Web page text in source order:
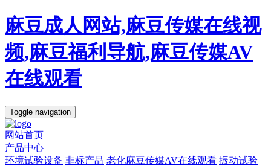
麻豆成人网站,麻豆传媒在线视
频,麻豆福利导航,麻豆传媒AV
在线观看
Toggle navigation
网站首页
产品中心
环境试验设备 非标产品 老化麻豆传媒AV在线观看 振动试验